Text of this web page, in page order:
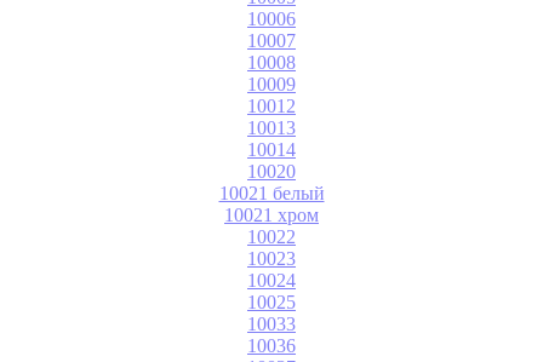
10006
10007
10008
10009
10012
10013
10014
10020
10021 белый
10021 хром
10022
10023
10024
10025
10033
10036